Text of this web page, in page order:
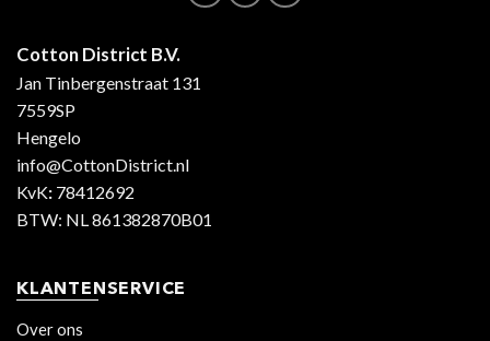
Cotton District B.V.
Jan Tinbergenstraat 131
7559SP
Hengelo
info@CottonDistrict.nl
KvK: 78412692
BTW: NL 861382870B01
KLANTENSERVICE
Over ons